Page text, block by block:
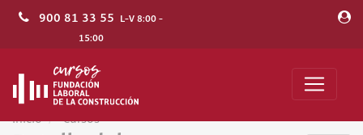
900 81 33 55 L-V 8:00 -
15:00
Inicio Cursos